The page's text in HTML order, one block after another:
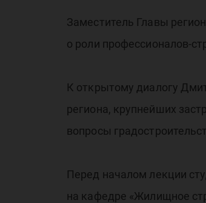
Заместитель Главы
о роли профессионалов-
К открытому диалогу
региона, крупнейших
вопросы
Перед началом лекции
на кафедре «Жилищное